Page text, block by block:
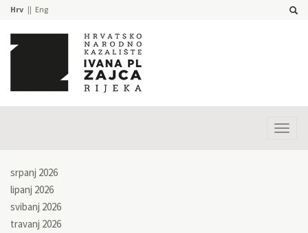
Hrv Eng
srpanj 2026
lipanj 2026
svibanj 2026
travanj 2026